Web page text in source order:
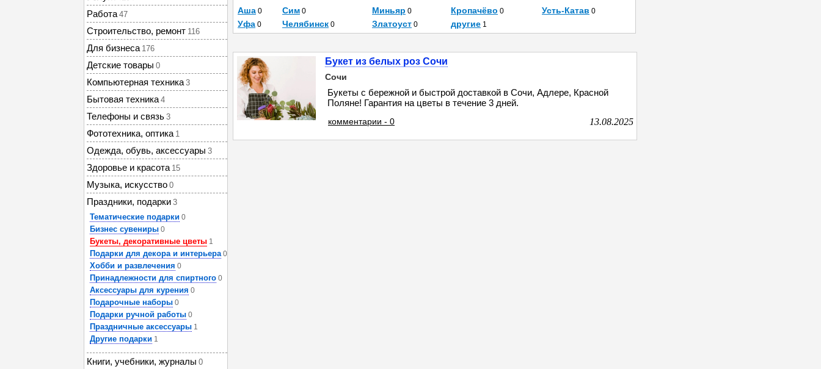
Работа 47
Строительство, ремонт 116
Для бизнеса 176
Детские товары 0
Компьютерная техника 3
Бытовая техника 4
Телефоны и связь 3
Фототехника, оптика 1
Одежда, обувь, аксессуары 3
Здоровье и красота 15
Музыка, искусство 0
Праздники, подарки 3
Тематические подарки 0
Бизнес сувениры 0
Букеты, декоративные цветы 1
Подарки для декора и интерьера 0
Хобби и развлечения 0
Принадлежности для спиртного 0
Аксессуары для курения 0
Подарочные наборы 0
Подарки ручной работы 0
Праздничные аксессуары 1
Другие подарки 1
Книги, учебники, журналы 0
Аша 0 Сим 0 Миньяр 0 Кропачёво 0 Усть-Катав 0
Уфа 0 Челябинск 0 Златоуст 0 другие 1
Букет из белых роз Сочи
Сочи
Букеты с бережной и быстрой доставкой в Сочи, Адлере, Красной
Поляне! Гарантия на цветы в течение 3 дней.
комментарии - 0 13.08.2025